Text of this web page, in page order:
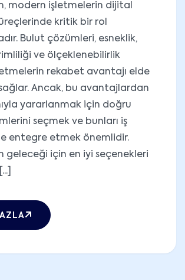
modern işletmelerin dijital
kritik bir rol
Bulut çözümleri, esneklik,
ve ölçeklenebilirlik
rekabet avantajı elde
Ancak, bu avantajlardan
yararlanmak için doğru
seçmek ve bunları iş
entegre etmek önemlidir.
geleceği için en iyi seçenekleri